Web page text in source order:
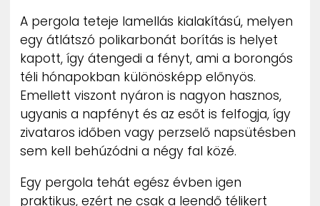
A pergola teteje lamellás kialakítású, melyen
egy átlátszó polikarbonát borítás is helyet
kapott, így átengedi a fényt, ami a borongós
téli hónapokban különösképp előnyös.
Emellett viszont nyáron is nagyon hasznos,
ugyanis a napfényt és az esőt is felfogja, így
zivataros időben vagy perzselő napsütésben
sem kell behúzódni a négy fal közé.
Egy pergola tehát egész évben igen
praktikus, ezért ne csak a leendő télikert